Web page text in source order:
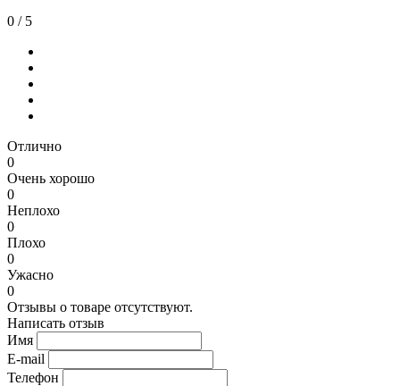
0 / 5
Отлично
0
Очень хорошо
0
Неплохо
0
Плохо
0
Ужасно
0
Отзывы о товаре отсутствуют.
Написать отзыв
Имя
E-mail
Телефон